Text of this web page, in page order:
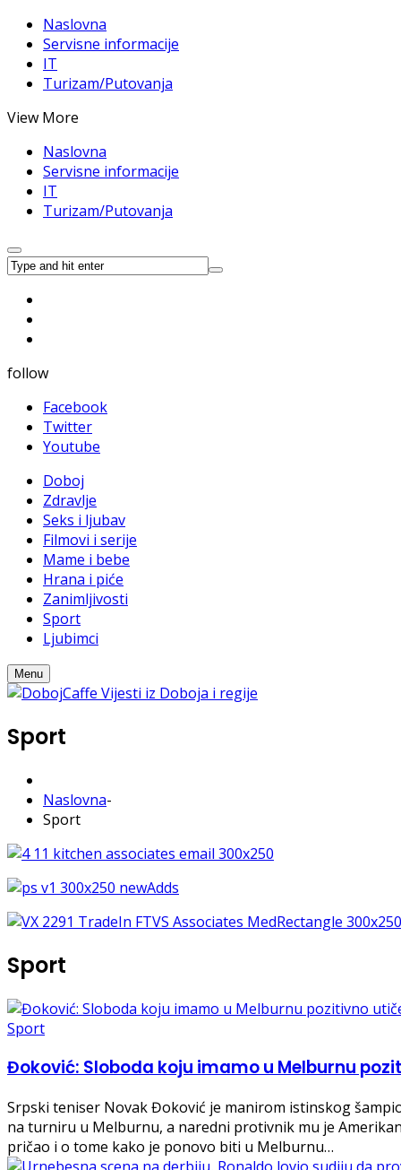
Naslovna
Servisne informacije
IT
Turizam/Putovanja
View More
Naslovna
Servisne informacije
IT
Turizam/Putovanja
follow
Facebook
Twitter
Youtube
Doboj
Zdravlje
Seks i ljubav
Filmovi i serije
Mame i bebe
Hrana i piće
Zanimljivosti
Sport
Ljubimci
Menu
Sport
Naslovna-
Sport
Sport
Sport
Đoković: Sloboda koju imamo u Melburnu
Srpski teniser Novak Đoković je manirom istinskog
na turniru u Melburnu, a naredni protivnik mu je
pričao i o tome kako je ponovo biti u Melburnu…